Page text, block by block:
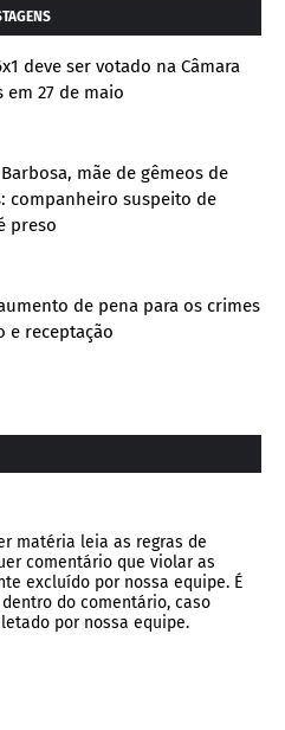
deve ser votado na Câmara
em 27 de maio
mãe de gêmeos de
companheiro suspeito de
preso
de pena para os crimes
e receptação
matéria leia as regras de
comentário que violar as
excluído por nossa equipe. É
do comentário, caso
por nossa equipe.